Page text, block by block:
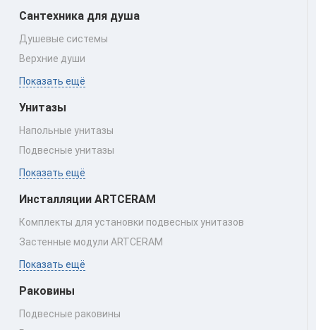
Сантехника для душа
Душевые системы
Верхние души
Показать ещё
Унитазы
Напольные унитазы
Подвесные унитазы
Показать ещё
Инсталляции ARTCERAM
Комплекты для установки подвесных унитазов
Застенные модули ARTCERAM
Показать ещё
Раковины
Подвесные раковины